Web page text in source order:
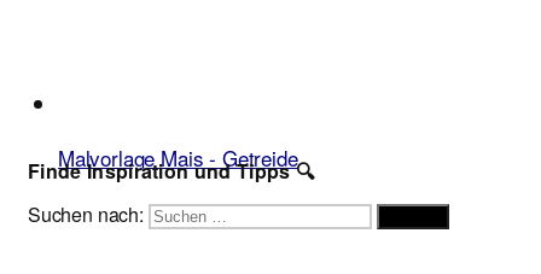
Malvorlage Mais - Getreide
Finde Inspiration und Tipps 🔍
Suchen nach: